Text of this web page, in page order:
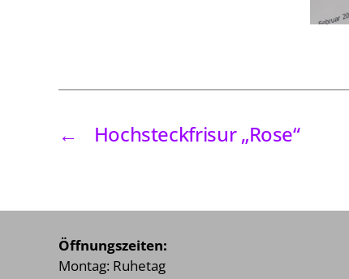
← Hochsteckfrisur „Rose“
Öffnungszeiten:
Montag: Ruhetag